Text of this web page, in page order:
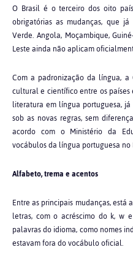
O Brasil é o terceiro dos oito
obrigatórias as mudanças, que
Verde. Angola, Moçambique,
Leste ainda não aplicam
Com a padronização da língua,
cultural e científico entre os
literatura em língua portuguesa,
sob as novas regras, sem
acordo com o Ministério da
vocábulos da língua portuguesa no
Alfabeto, trema e acentos
Entre as principais mudanças,
letras, com o acréscimo do k, w
palavras do idioma, como nomes
estavam fora do vocábulo oficial.